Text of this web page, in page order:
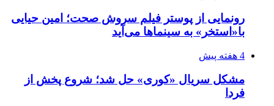
رونمایی از پوستر فیلم سروش صحت؛ امین حیایی
با«استخر» به سینماها می‌آید
4 هفته پیش
مشکل سریال «کوری» حل شد؛ شروع پخش از
فردا